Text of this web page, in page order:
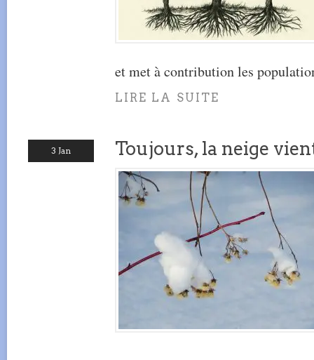
et met à contribution les
LIRE LA SUITE
3 Jan Toujours, la neige